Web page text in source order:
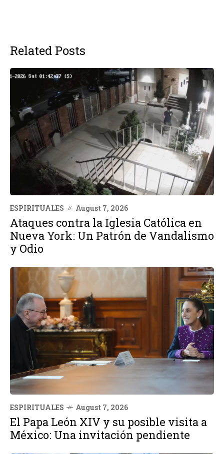
Related Posts
ESPIRITUALES August 7, 2026
Ataques contra la Iglesia Católica en
Nueva York: Un Patrón de Vandalismo
y Odio
ESPIRITUALES August 7, 2026
El Papa León XIV y su posible visita a
México: Una invitación pendiente